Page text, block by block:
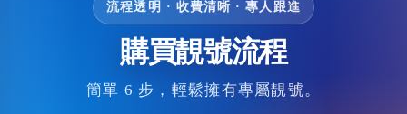
流程透明 · 收費清晰 · 專人跟進
購買靚號流程
簡單 6 步，輕鬆擁有專屬靚號。